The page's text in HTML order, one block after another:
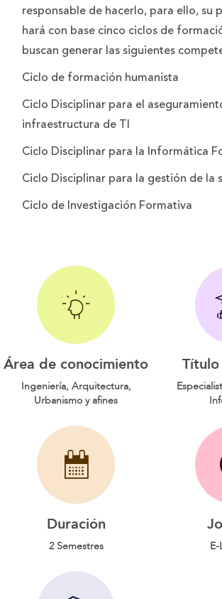
responsable de hacerlo, para ello, su
hará con base cinco ciclos de
buscan generar las siguientes
Ciclo de formación humanista
Ciclo Disciplinar para el
infraestructura de TI
Ciclo Disciplinar para la Informática
Ciclo Disciplinar para la gestión de la
Ciclo de Investigación Formativa
Área de conocimiento
Ingeniería, Arquitectura,
Urbanismo y afines
Duración
2 Semestres